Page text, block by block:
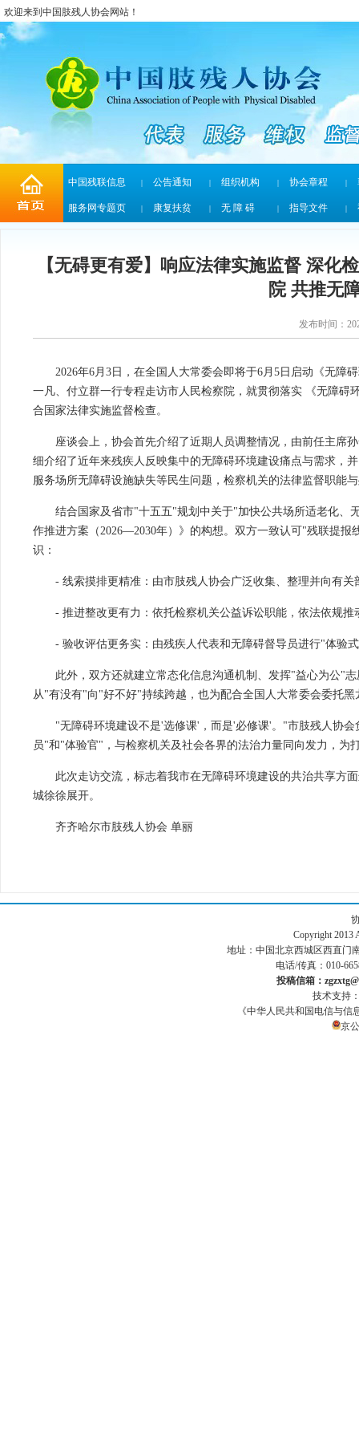
欢迎来到中国肢残人协会网站！
中国残联信息 | 公告通知 | 组织机构 | 协会章程 |
服务网专题页 | 康复扶贫 | 无 障 碍 | 指导文件 |
【无碍更有爱】响应法律实施监督 深
院 共推无
发布时间：
2026年6月3日，在全国人大常委会即将于6月5日启动《无障
一凡、付立群一行专程走访市人民检察院，就贯彻落实 《无障
合国家法律实施监督检查。
座谈会上，协会首先介绍了近期人员调整情况，由前任主席
细介绍了近年来残疾人反映集中的无障碍环境建设痛点与需求
服务场所无障碍设施缺失等民生问题，检察机关的法律监督职能
结合国家及省市"十五五"规划中关于"加快公共场所适老化、
作推进方案（2026—2030年）》的构想。双方一致认可"残联提
识：
- 线索摸排更精准：由市肢残人协会广泛收集、整理并向有
- 推进整改更有力：依托检察机关公益诉讼职能，依法依规
- 验收评估更务实：由残疾人代表和无障碍督导员进行"体验
此外，双方还就建立常态化信息沟通机制、发挥"益心为公"
从"有没有"向"好不好"持续跨越，也为配合全国人大常委会委托
"无障碍环境建设不是'选修课'，而是'必修课'。"市肢残人协
员"和"体验官"，与检察机关及社会各界的法治力量同向发力，为
此次走访交流，标志着我市在无障碍环境建设的共治共享方
城徐徐展开。
齐齐哈尔市肢残人协会 单丽
Copyright 2013
地址：中国北京西城区西直门
电话/传真：010-
投稿信箱：
技术支持
《中华人民共和国电信与
京